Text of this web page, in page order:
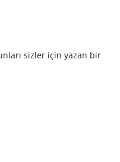
sizler için yazan bir